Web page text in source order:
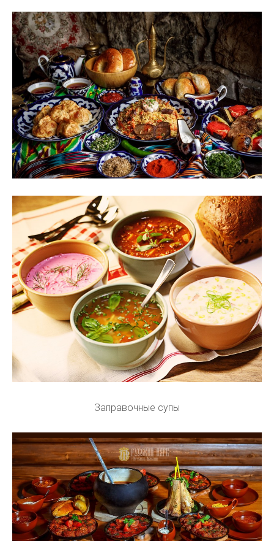
Заправочные супы